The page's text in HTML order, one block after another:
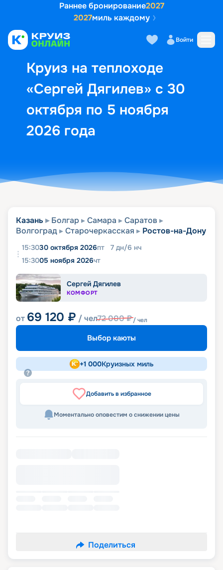
Раннее бронирование2027
2027миль каждому
Войти
Круиз на теплоходе
«Сергей Дягилев» с 30
октября по 5 ноября
2026 года
Выбор кают Маршрут и
Казань Болгар Самара
Саратов
Волгоград
Старочеркасская Ростов-на-Дону
15:3030 октября 2026пт 7 дн/6 нч
15:3005 ноября 2026чт
Сергей Дягилев
КОМФОРТ
от 69 120 ₽ / чел72 000₽/ чел
Выбор каюты
+1 000Круизных миль
Добавить в избранное
Моментально оповестим о снижении цены
Поделиться